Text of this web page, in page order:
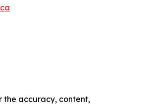
the accuracy, content,